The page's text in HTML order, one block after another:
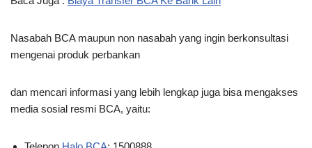
Nasabah BCA maupun non nasabah yang ingin berkonsultasi
mengenai produk perbankan
dan mencari informasi yang lebih lengkap juga bisa mengakses
media sosial resmi BCA, yaitu: